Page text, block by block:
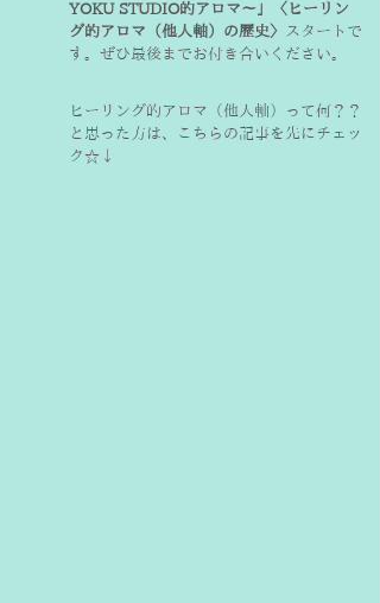
YOKU STUDIO的アロマ〜」〈ヒーリン
グ的アロマ（他人軸）の歴史〉
スタートで
す。ぜひ最後までお付き合いください。
ヒーリング的アロマ（他人軸）って何？？
と思った方は、こちらの記事を先にチェッ
ク☆↓